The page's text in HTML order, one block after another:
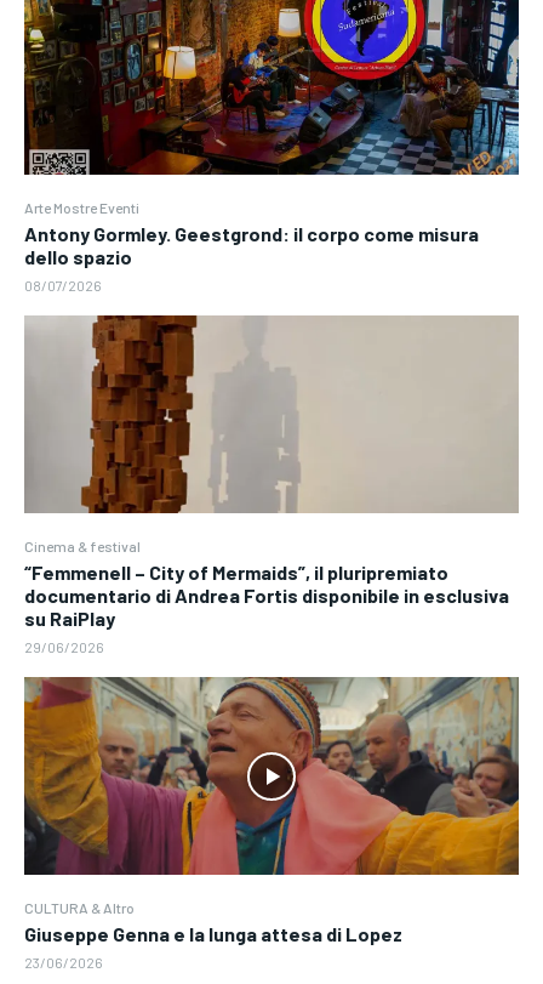
Arte Mostre Eventi
Antony Gormley. Geestgrond: il corpo come misura
dello spazio
08/07/2026
Cinema & festival
“Femmenell – City of Mermaids”, il pluripremiato
documentario di Andrea Fortis disponibile in esclusiva
su RaiPlay
29/06/2026
CULTURA & Altro
Giuseppe Genna e la lunga attesa di Lopez
23/06/2026